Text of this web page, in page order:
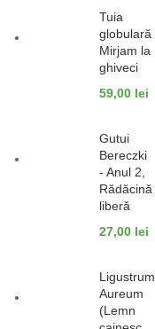
Tuia
globulară
Mirjam la
ghiveci
59,00 lei
Gutui
Bereczki
- Anul 2,
Rădăcină
liberă
27,00 lei
Ligustrum
Aureum
(Lemn